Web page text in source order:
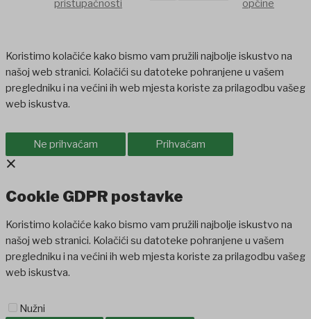
pristupačnosti
općine
Koristimo kolačiće kako bismo vam pružili najbolje iskustvo na
našoj web stranici. Kolačići su datoteke pohranjene u vašem
pregledniku i na većini ih web mjesta koriste za prilagodbu vašeg
web iskustva.
Ne prihvaćam Prihvaćam
×
Cookie GDPR postavke
Koristimo kolačiće kako bismo vam pružili najbolje iskustvo na
našoj web stranici. Kolačići su datoteke pohranjene u vašem
pregledniku i na većini ih web mjesta koriste za prilagodbu vašeg
web iskustva.
Nužni